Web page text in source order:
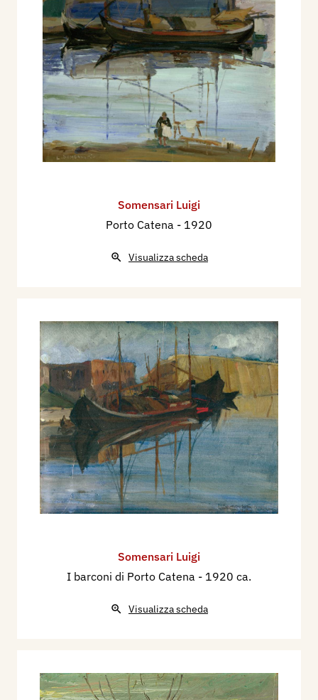
Somensari Luigi
Porto Catena - 1920
Visualizza scheda
Somensari Luigi
I barconi di Porto Catena - 1920 ca.
Visualizza scheda